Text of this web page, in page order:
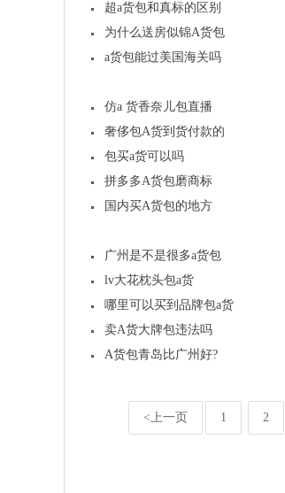
超a货包和真标的区别
为什么送房似锦A货包
a货包能过美国海关吗
仿a 货香奈儿包直播
奢侈包A货到货付款的
包买a货可以吗
拼多多A货包磨商标
国内买A货包的地方
广州是不是很多a货包
lv大花枕头包a货
哪里可以买到品牌包a货
卖A货大牌包违法吗
A货包青岛比广州好?
<上一页 1 2